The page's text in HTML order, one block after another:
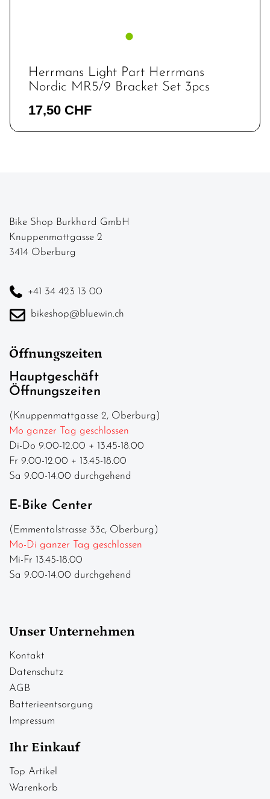
Herrmans Light Part Herrmans
Nordic MR5/9 Bracket Set 3pcs
17,50 CHF
Bike Shop Burkhard GmbH
Knuppenmattgasse 2
3414 Oberburg
+41 34 423 13 00
bikeshop@bluewin.ch
Öffnungszeiten
Hauptgeschäft
Öffnungszeiten
(Knuppenmattgasse 2, Oberburg)
Mo ganzer Tag geschlossen
Di-Do 9.00-12.00 + 13.45-18.00
Fr 9.00-12.00 + 13.45-18.00
Sa 9.00-14.00 durchgehend
E-Bike Center
(Emmentalstrasse 33c, Oberburg)
Mo-Di ganzer Tag geschlossen
Mi-Fr 13.45-18.00
Sa 9.00-14.00 durchgehend
Unser Unternehmen
Kontakt
Datenschutz
AGB
Batterieentsorgung
Impressum
Ihr Einkauf
Top Artikel
Warenkorb